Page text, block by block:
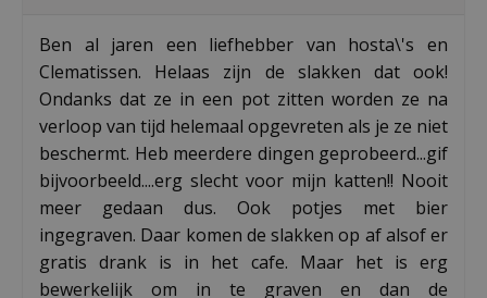
Ben al jaren een liefhebber van hosta\'s en
Clematissen. Helaas zijn de slakken dat ook!
Ondanks dat ze in een pot zitten worden ze na
verloop van tijd helemaal opgevreten als je ze niet
beschermt. Heb meerdere dingen geprobeerd...gif
bijvoorbeeld....erg slecht voor mijn katten!! Nooit
meer gedaan dus. Ook potjes met bier
ingegraven. Daar komen de slakken op af alsof er
gratis drank is in het cafe. Maar het is erg
bewerkelijk om in te graven en dan de